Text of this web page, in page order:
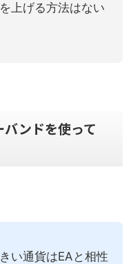
上げる方法はない
ンドを使って
い通貨はEAと相性